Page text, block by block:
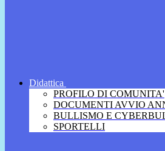
Didattica
PROFILO DI COMUNITA'
DOCUMENTI AVVIO
BULLISMO E
SPORTELLI